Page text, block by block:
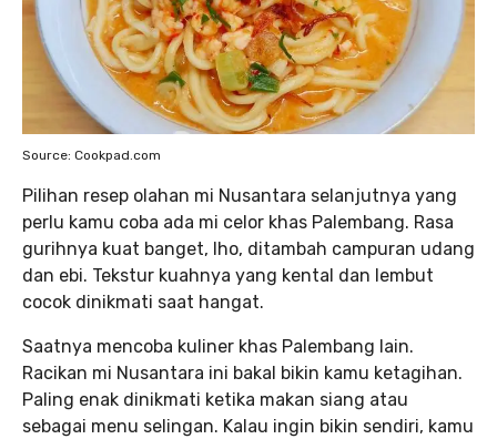
Source: Cookpad.com
Pilihan resep olahan mi Nusantara selanjutnya yang
perlu kamu coba ada mi celor khas Palembang. Rasa
gurihnya kuat banget, lho, ditambah campuran udang
dan ebi. Tekstur kuahnya yang kental dan lembut
cocok dinikmati saat hangat.
Saatnya mencoba kuliner khas Palembang lain.
Racikan mi Nusantara ini bakal bikin kamu ketagihan.
Paling enak dinikmati ketika makan siang atau
sebagai menu selingan. Kalau ingin bikin sendiri, kamu